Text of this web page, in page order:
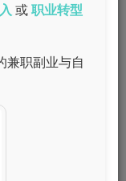
迎的副业选择之
富的线上工作机
。这些工作通常
或 职业转型
兼职副业与自